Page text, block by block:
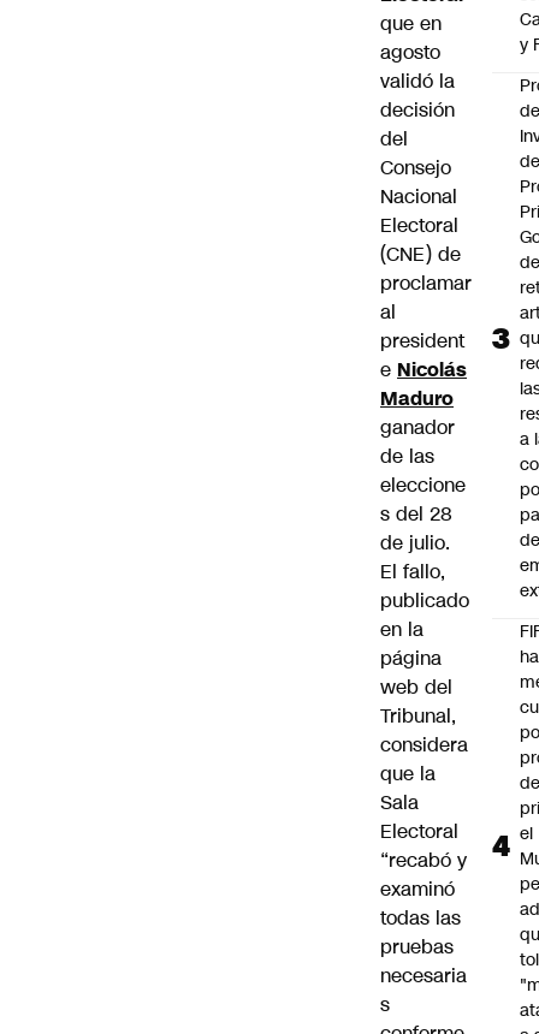
que en
agosto
validó la
decisión
del
Consejo
Nacional
Electoral
(CNE) de
proclamar
al
president
e Nicolás
Maduro
ganador
de las
eleccione
s del 28
de julio.
El fallo,
publicado
en la
página
web del
Tribunal,
considera
que la
Sala
Electoral
“recabó y
examinó
todas las
pruebas
necesaria
s
y
de
a
de
de
el